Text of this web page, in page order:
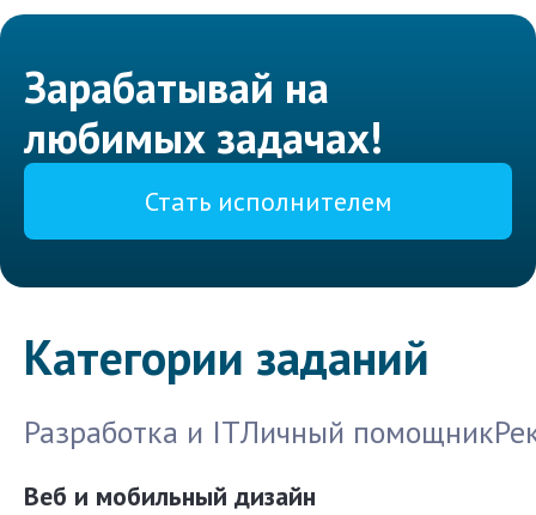
Зарабатывай на
любимых задачах!
Стать исполнителем
Категории заданий
Разработка и ITЛичный помощник
Веб и мобильный дизайн